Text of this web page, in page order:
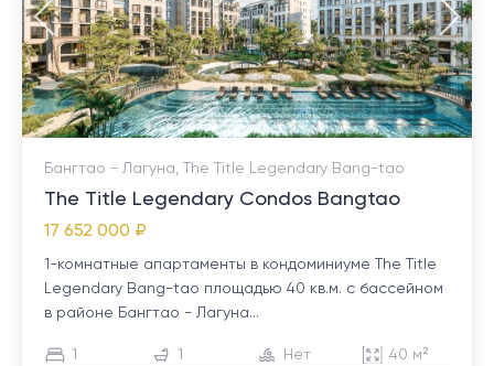
езды на машине. Кроме того, вы можете добраться
до международного аэропорта Пхукета примерно
за 30 минут, когда придет время вылетать или
встречать посетителей.
Бангтао - Лагуна, The Title Legendary Bang-tao
The Title Legendary Condos Bangtao
17 652 000 ₽
1-комнатные апартаменты в кондоминиуме The Title
Legendary Bang-tao площадью 40 кв.м. с бассейном
в районе Бангтао - Лагуна...
1 1 Нет 40 м²